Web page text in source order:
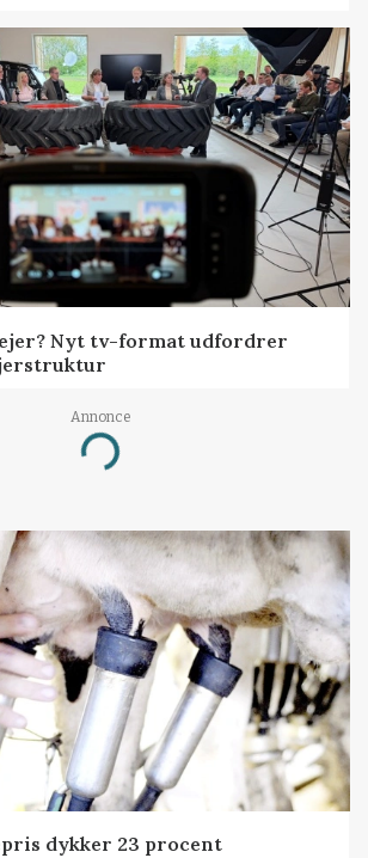
Nyt tv-format udfordrer
Annonce
Loading...
dykker 23 procent